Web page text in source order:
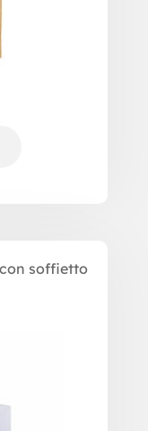
soffietto